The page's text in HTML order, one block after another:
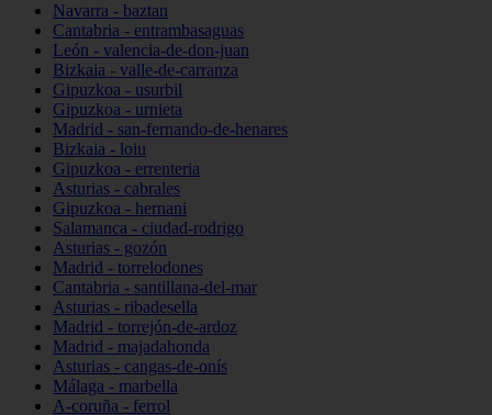
Navarra - baztan
Cantabria - entrambasaguas
León - valencia-de-don-juan
Bizkaia - valle-de-carranza
Gipuzkoa - usurbil
Gipuzkoa - urnieta
Madrid - san-fernando-de-henares
Bizkaia - loiu
Gipuzkoa - errenteria
Asturias - cabrales
Gipuzkoa - hernani
Salamanca - ciudad-rodrigo
Asturias - gozón
Madrid - torrelodones
Cantabria - santillana-del-mar
Asturias - ribadesella
Madrid - torrejón-de-ardoz
Madrid - majadahonda
Asturias - cangas-de-onís
Málaga - marbella
A-coruña - ferrol